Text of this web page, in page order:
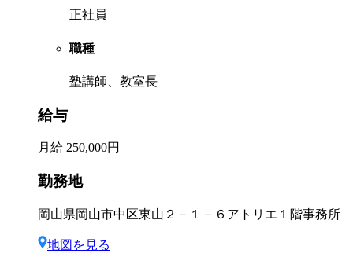
正社員
職種
塾講師、教室長
給与
月給 250,000円
勤務地
岡山県岡山市中区東山２－１－６アトリエ１階事務所
地図を見る